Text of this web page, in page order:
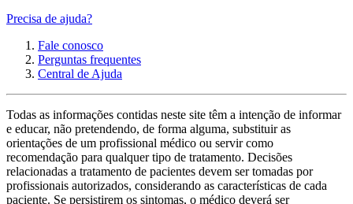
Precisa de ajuda?
Fale conosco
Perguntas frequentes
Central de Ajuda
Todas as informações contidas neste site têm a intenção de informar
e educar, não pretendendo, de forma alguma, substituir as
orientações de um profissional médico ou servir como
recomendação para qualquer tipo de tratamento. Decisões
relacionadas a tratamento de pacientes devem ser tomadas por
profissionais autorizados, considerando as características de cada
paciente. Se persistirem os sintomas, o médico deverá ser